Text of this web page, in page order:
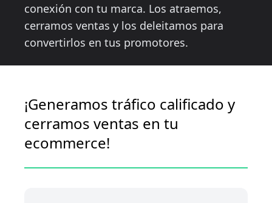
conexión con tu marca. Los atraemos,
cerramos ventas y los deleitamos para
convertirlos en tus promotores.
¡Generamos tráfico calificado y
cerramos ventas en tu
ecommerce!